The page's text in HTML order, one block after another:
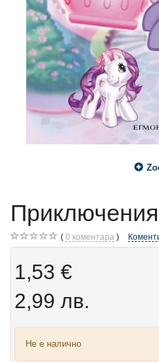
0 коментара
1,53 €
2,99 лв.
Не е налично